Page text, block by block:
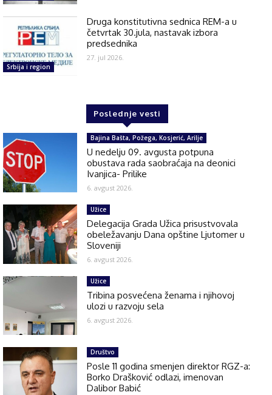
Srbija i region
Druga konstitutivna sednica REM-a u
četvrtak 30.jula, nastavak izbora
predsednika
27. jul 2026.
Poslednje vesti
Bajina Bašta, Požega, Kosjerić, Arilje
U nedelju 09. avgusta potpuna
obustava rada saobraćaja na deonici
Ivanjica- Prilike
6. avgust 2026.
Užice
Delegacija Grada Užica prisustvovala
obeležavanju Dana opštine Ljutomer u
Sloveniji
6. avgust 2026.
Užice
Tribina posvećena ženama i njihovoj
ulozi u razvoju sela
6. avgust 2026.
Društvo
Posle 11 godina smenjen direktor RGZ-a:
Borko Drašković odlazi, imenovan
Dalibor Babić